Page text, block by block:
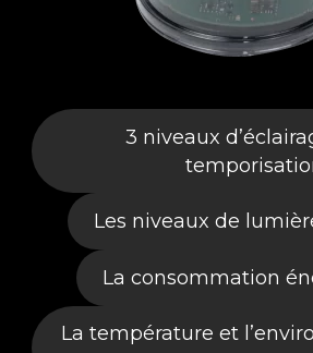
3 niveaux
Les niveaux de
La consommation
La température et